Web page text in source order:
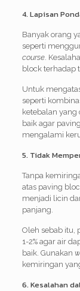
4. Lapisan
Banyak orang
seperti
course.
block terhadap
Untuk
seperti
ketebalan yang
baik agar
mengalami
5. Tidak
Tanpa
atas paving
menjadi licin
panjang.
Oleh sebab itu,
1-2% agar air
baik. Gunakan
kemiringan
6. Kesalahan